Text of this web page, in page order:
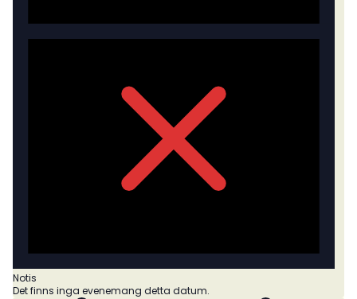
Notis
Det finns inga evenemang detta datum.